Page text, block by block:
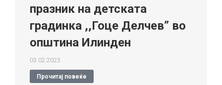
празник на детската
градинка ,,Гоце Делчев” во
општина Илинден
03.02.2023
Прочитај повеќе